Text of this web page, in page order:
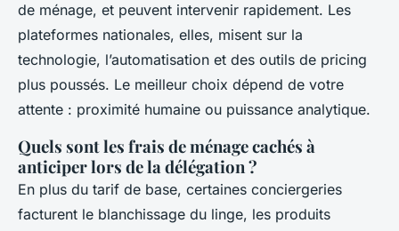
de ménage, et peuvent intervenir rapidement. Les
plateformes nationales, elles, misent sur la
technologie, l’automatisation et des outils de pricing
plus poussés. Le meilleur choix dépend de votre
attente : proximité humaine ou puissance analytique.
Quels sont les frais de ménage cachés à
anticiper lors de la délégation ?
En plus du tarif de base, certaines conciergeries
facturent le blanchissage du linge, les produits